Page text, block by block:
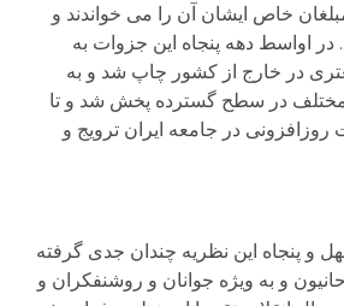
مبلغان خاص ایشان آن را می خواندند و
در اواسط دهه پنجاه این جزوات به
در خارج از کشور چاپ شد و به
مختلف در سطح گسترده پخش شد و تا
در جامعه ایران ترویج و
و پنجاه این نظریه چندان جدی گرفته
و به ویژه جوانان و روشنفکران و